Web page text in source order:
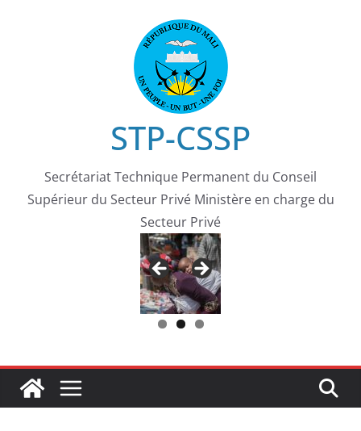
STP-CSSP
Secrétariat Technique Permanent du Conseil
Supérieur du Secteur Privé Ministère en charge du
Secteur Privé